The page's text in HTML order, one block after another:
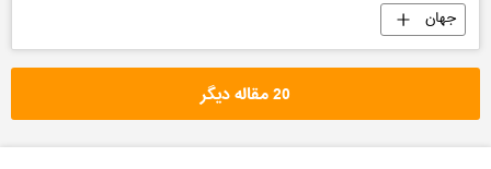
جهان
20 مقاله دیگر